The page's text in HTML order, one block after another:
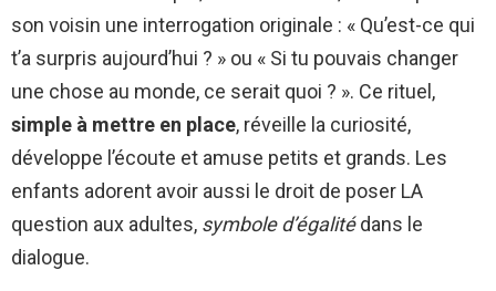
son voisin une interrogation originale : « Qu’est-ce qui
t’a surpris aujourd’hui ? » ou « Si tu pouvais changer
une chose au monde, ce serait quoi ? ». Ce rituel,
simple à mettre en place, réveille la curiosité,
développe l’écoute et amuse petits et grands. Les
enfants adorent avoir aussi le droit de poser LA
question aux adultes, symbole d’égalitédans le
dialogue.